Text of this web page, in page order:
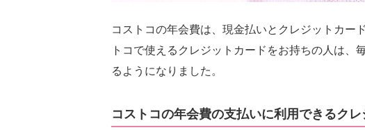
コストコの年会費は、現金払いとクレジットカー
トコで使えるクレジットカードをお持ちの人は、
るようになりました。
コストコの年会費の支払いに利用できるク